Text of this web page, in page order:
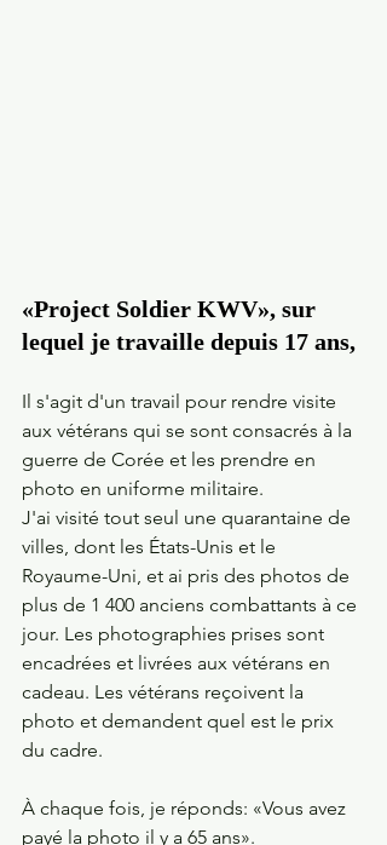
«Project Soldier KWV», sur
lequel je travaille depuis 17 ans,
Il s'agit d'un travail pour rendre visite
aux vétérans qui se sont consacrés à la
guerre de Corée et les prendre en
photo en uniforme militaire.
J'ai visité tout seul une quarantaine de
villes, dont les États-Unis et le
Royaume-Uni, et ai pris des photos de
plus de 1 400 anciens combattants à ce
jour. Les photographies prises sont
encadrées et livrées aux vétérans en
cadeau. Les vétérans reçoivent la
photo et demandent quel est le prix
du cadre.
À chaque fois, je réponds: «Vous avez
payé la photo il y a 65 ans».